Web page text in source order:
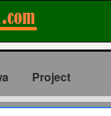
Project